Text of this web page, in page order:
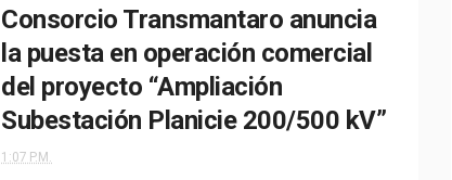
Consorcio Transmantaro anuncia
la puesta en operación comercial
del proyecto “Ampliación
Subestación Planicie 200/500 kV”
1:07 P.M.